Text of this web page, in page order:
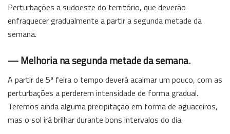
Perturbações a sudoeste do território, que deverão
enfraquecer gradualmente a partir a segunda metade da
semana.
— Melhoria na segunda metade da semana.
A partir de 5ª feira o tempo deverá acalmar um pouco, com as
perturbações a perderem intensidade de forma gradual.
Teremos ainda alguma precipitação em forma de aguaceiros,
mas o sol irá brilhar durante bons intervalos do dia.